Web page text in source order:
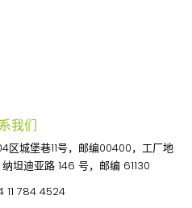
我们
区城堡巷11号，邮编00400，工厂地
坦迪亚路 146 号，邮编 61130
11 784 4524